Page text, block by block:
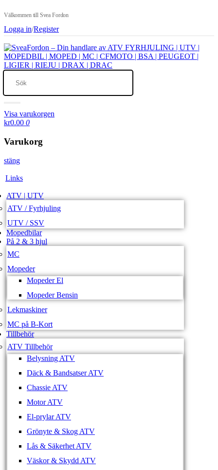
Välkommen till Svea Fordon
Logga in/Register
Visa varukorgen
kr0.00 0
Varukorg
stäng
Links
ATV | UTV
ATV / Fyrhjuling
UTV / SSV
Mopedbilar
På 2 & 3 hjul
MC
Mopeder
Mopeder El
Mopeder Bensin
Lekmaskiner
MC på B-Kort
Tillbehör
ATV Tillbehör
Belysning ATV
Däck & Bandsatser ATV
Chassie ATV
Motor ATV
El-prylar ATV
Grönyte & Skog ATV
Lås & Säkerhet ATV
Väskor & Skydd ATV